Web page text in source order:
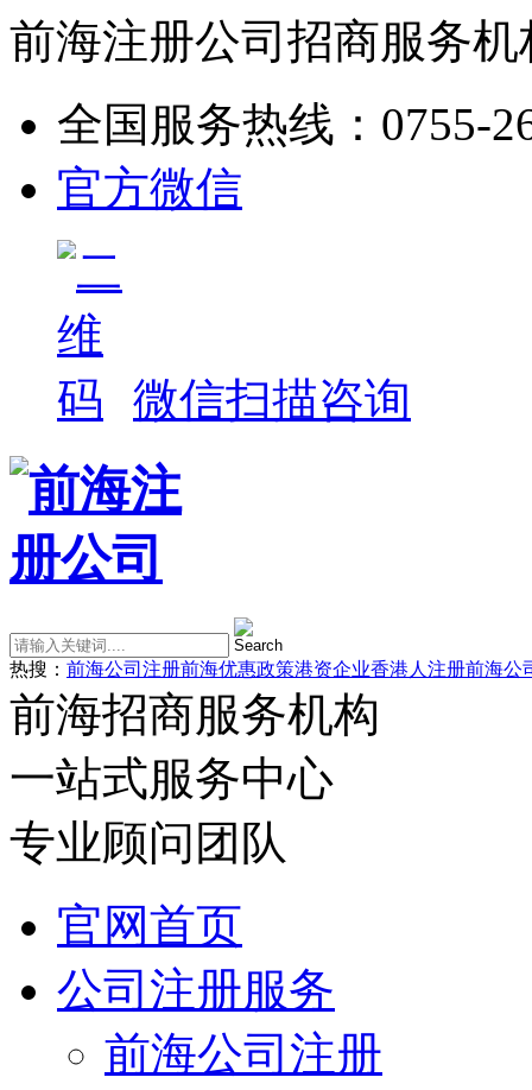
前海注册公司招商服务
全国服务热线： 0755-
官方微信
微信扫描咨询
热搜： 前海公司注册前海优惠政策港资企业香港人注册前海公
前海招商服务机构
一站式服务中心
专业顾问团队
官网首页
公司注册服务
前海公司注册